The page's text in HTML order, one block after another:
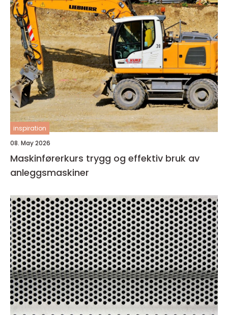
inspiration
08. May 2026
Maskinførerkurs trygg og effektiv bruk av
anleggsmaskiner